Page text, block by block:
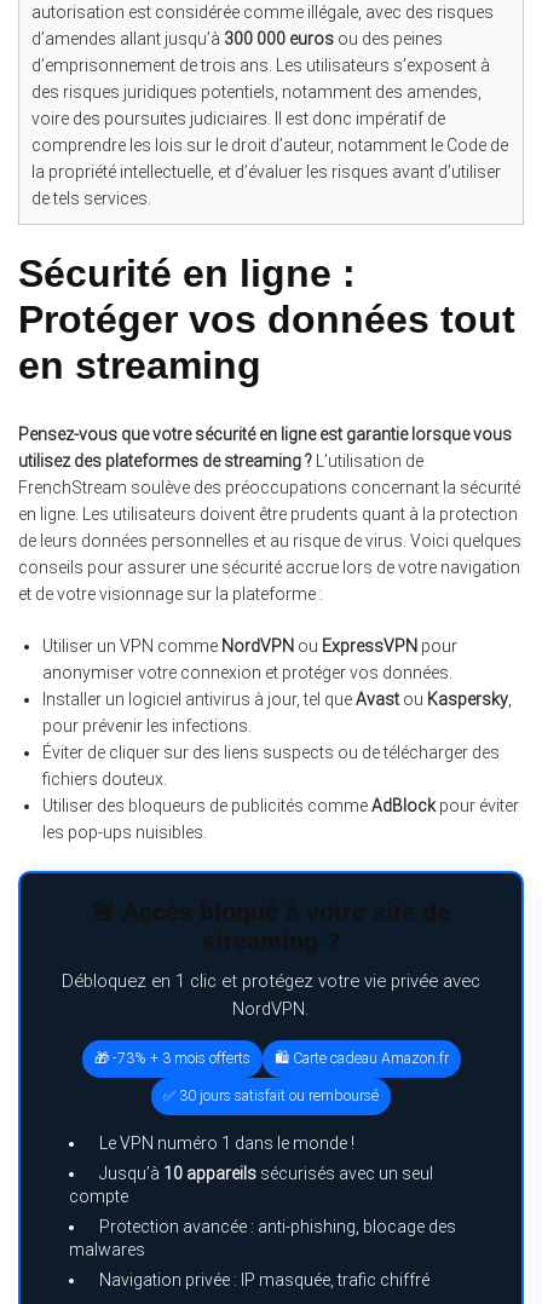
autorisation est considérée comme illégale, avec des risques
d’amendes allant jusqu’à 300 000 euros ou des peines
d’emprisonnement de trois ans. Les utilisateurs s’exposent à
des risques juridiques potentiels, notamment des amendes,
voire des poursuites judiciaires. Il est donc impératif de
comprendre les lois sur le droit d’auteur, notamment le Code de
la propriété intellectuelle, et d’évaluer les risques avant d’utiliser
de tels services.
Sécurité en ligne :
Protéger vos données tout
en streaming
Pensez-vous que votre sécurité en ligne est garantie lorsque vous
utilisez des plateformes de streaming ? L’utilisation de
FrenchStream soulève des préoccupations concernant la sécurité
en ligne. Les utilisateurs doivent être prudents quant à la protection
de leurs données personnelles et au risque de virus. Voici quelques
conseils pour assurer une sécurité accrue lors de votre navigation
et de votre visionnage sur la plateforme :
Utiliser un VPN comme NordVPN ou ExpressVPN pour
anonymiser votre connexion et protéger vos données.
Installer un logiciel antivirus à jour, tel queAvast ou Kaspersky
pour prévenir les infections.
Éviter de cliquer sur des liens suspects ou de télécharger des
fichiers douteux.
Utiliser des bloqueurs de publicités commeAdBlockpour éviter
les pop-ups nuisibles.
🚨 Accès bloqué à votre site de
streaming ?
Débloquez en 1 clic et protégez votre vie privée avec
NordVPN.
🎁 -73% + 3 mois offerts 🛍️ Carte cadeau Amazon.fr
✅ 30 jours satisfait ou remboursé
Le VPN numéro 1 dans le monde !
Jusqu’à 10 appareils sécurisés avec un seul
compte
Protection avancée : anti-phishing, blocage des
malwares
Navigation privée : IP masquée, trafic chiffré